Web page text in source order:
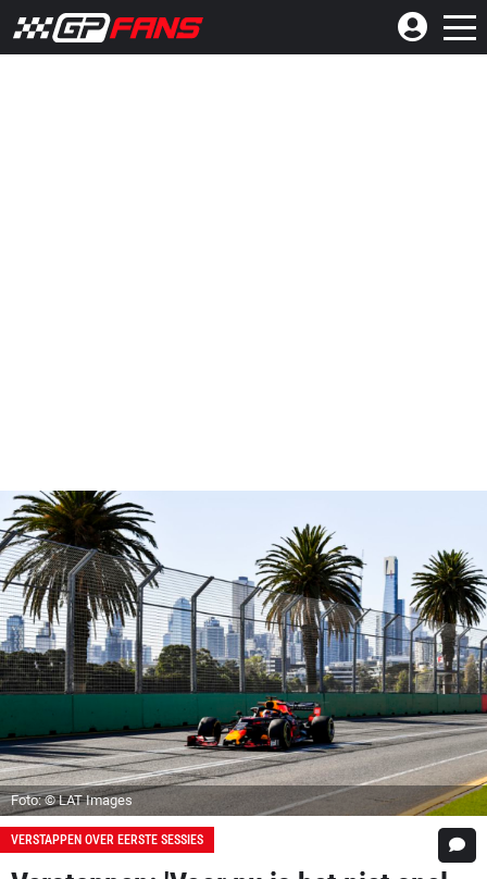
Foto: © LAT Images
VERSTAPPEN OVER EERSTE SESSIES